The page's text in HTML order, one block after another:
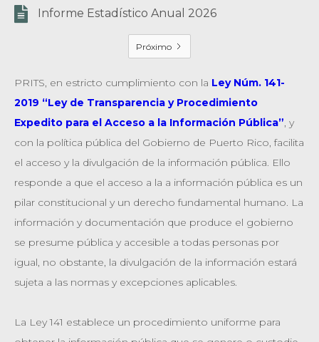
 Informe Estadístico Anual 2026
Próximo
PRITS, en estricto cumplimiento con la Ley Núm. 141-
2019 “Ley de Transparencia y Procedimiento
Expedito para el Acceso a la Información Pública” , y
con la política pública del Gobierno de Puerto Rico, facilita
el acceso y la divulgación de la información pública. Ello
responde a que el acceso a la a información pública es un
pilar constitucional y un derecho fundamental humano. La
información y documentación que produce el gobierno
se presume pública y accesible a todas personas por
igual, no obstante, la divulgación de la información estará
sujeta a las normas y excepciones aplicables.
La Ley 141 establece un procedimiento uniforme para